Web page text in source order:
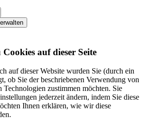
auf dieser Seite
auf dieser Website wurden Sie (durch ein
ob Sie der beschriebenen Verwendung von
Technologien zustimmen möchten. Sie
jederzeit ändern, indem Sie diese
Ihnen erklären, wie wir diese